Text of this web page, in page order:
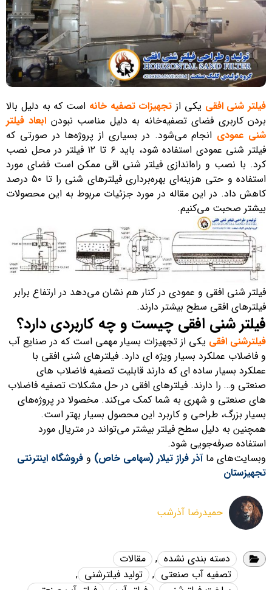
فیلتر شنی افقی یکی از تجهیزات تصفیه خانه است که به دلیل بالا
بردن کاربری فضای تصفیه‌خانه به دلیل مناسب نبودن ابعاد فیلتر
شنی عمودی انجام می‌شود. در بسیاری از پروژه‌ها در صورتی که
فیلتر شنی عمودی استفاده شود، باید ۶ تا ۱۲ فیلتر در محل نصب
کرد. با نصب و راه‌اندازی فیلتر شنی اقی ممکن است فضای مورد
استفاده و حتی هزینه‌ای بهره‌برداری فیلتر‌های شنی را تا ۵۰ درصد
کاهش داد. در این مقاله در مورد جزئیات مربوط به این محصولات
بیشتر صحبت می‌کنیم.
فیلتر شنی افقی و عمودی در کنار هم نشان می‌دهد در ارتفاع برابر
فیلترهای افقی سطح بیشتر دارند.
فیلتر شنی افقی چیست و چه کاربردی دارد؟
فیلترشنی افقی یکی از تجهیزات بسیار مهمی است که در صنایع آب
و فاضلاب عملکرد بسیار ویژه ای دارد. فیلترهای شنی افقی با
عملکرد بسیار ساده ای که دارند قابلیت تصفیه فاضلاب های
صنعتی و… را دارند. فیلترهای افقی در حل مشکلات تصفیه فاضلاب
های صنعتی و شهری به شما کمک می‌کند. مخصولا در پروژه‌های
بسیار بزرگ، طراحی و کاربرد این محصول بسیار بهتر است.
همچنین به دلیل سطح فیلتر بیشتر می‌تواند در متریال مورد
استفاده صرفه‌جویی شود.
وبسایت‌های ماآذر فراز تیلار (سهامی خاص) و فروشگاه اینترنتی
تجهیزستان
حمیدرضا آذرشب
دسته بندی نشده ,
مقالات
تصفیه آب صنعتی , تولید فیلترشنی ,